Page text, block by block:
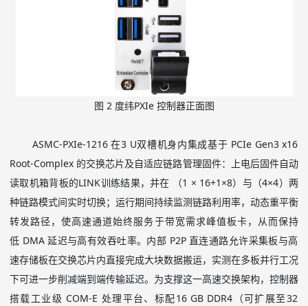
图 2 度纬PXIe 控制器正面图
ASMC-PXIe-1216在3 U双槽机身内集成基于 PCIe Gen3 x16
Root-Complex 的交换芯片及自适应链路管理固件：上电后固件自动
读取机箱背板的LINK训练结果，并在 （1 × 16+1×8）与（4×4）两
种链路模式间实时切换；运行期间持续监测链路利用率，动态重平衡
转发路径，使高速通道始终服务于带宽需求峰值板卡，从而保持
低 DMA延迟与高有效吞吐率。内部 P2P 直连通路允许采集板与高
速存储板在交换芯片内直接完成大块数据搬运，实测在多板并行工况
下可进一步削减端到端传输延迟。为支撑这一高速交换架构，控制器
搭载工业级 COM-E 处理平台、标配16 GB DDR4 （可扩展至32